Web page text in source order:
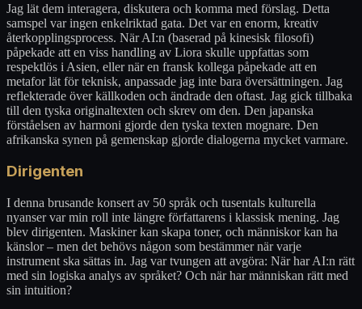
Jag lät dem interagera, diskutera och komma med förslag. Detta
samspel var ingen enkelriktad gata. Det var en enorm, kreativ
återkopplingsprocess. När AI:n (baserad på kinesisk filosofi)
påpekade att en viss handling av Liora skulle uppfattas som
respektlös i Asien, eller när en fransk kollega påpekade att en
metafor lät för teknisk, anpassade jag inte bara översättningen. Jag
reflekterade över källkoden och ändrade den oftast. Jag gick tillbaka
till den tyska originaltexten och skrev om den. Den japanska
förståelsen av harmoni gjorde den tyska texten mognare. Den
afrikanska synen på gemenskap gjorde dialogerna mycket varmare.
Dirigenten
I denna brusande konsert av 50 språk och tusentals kulturella
nyanser var min roll inte längre författarens i klassisk mening. Jag
blev dirigenten. Maskiner kan skapa toner, och människor kan ha
känslor – men det behövs någon som bestämmer när varje
instrument ska sättas in. Jag var tvungen att avgöra: När har AI:n rätt
med sin logiska analys av språket? Och när har människan rätt med
sin intuition?